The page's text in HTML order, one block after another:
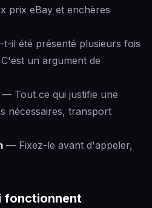
prix eBay et enchères
il été présenté plusieurs fois
un argument de
— Tout ce qui justifie une
nécessaires, transport
— Fixez-le avant d'appeler,
fonctionnent